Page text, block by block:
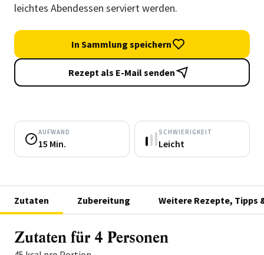
leichtes Abendessen serviert werden.
In Sammlung speichern
Rezept als E-Mail senden
AUFWAND
15 Min.
SCHWIERIGKEIT
Leicht
Zutaten Zubereitung Weitere Rezepte, Tipps
Zutaten für 4 Personen